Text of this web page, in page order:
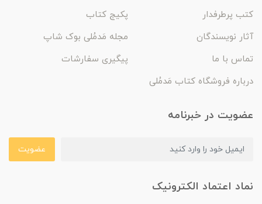
کتب پرطرفدار
پکیج کتاب
آثار نویسندگان
مجله مَدمُلی بوک شاپ
تماس با ما
پیگیری سفارشات
درباره فروشگاه کتاب مَدمُلی
عضویت در خبرنامه
عضویت
نماد اعتماد الکترونیک